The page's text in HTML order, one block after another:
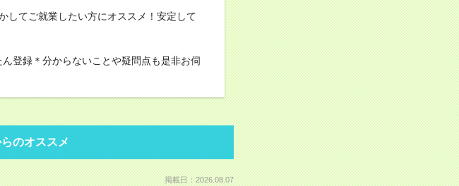
してご就業したい方にオススメ！安定して
登録＊分からないことや疑問点も是非お伺
のオススメ
掲載日：2026.08.07